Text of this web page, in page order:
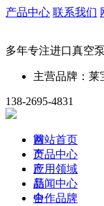
产品中心 联系我们
多年专注进口真空
主营品牌：莱
138-2695-4831
首
页
产
品
中
网站首页
产品中心
应用领域
新闻中心
合作品牌